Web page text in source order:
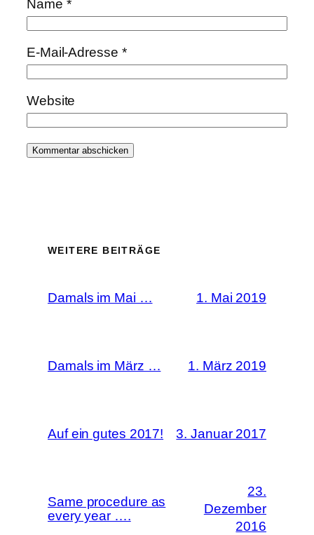
Name *
E-Mail-Adresse *
Website
WEITERE BEITRÄGE
Damals im Mai … 1. Mai 2019
Damals im März … 1. März 2019
Auf ein gutes 2017! 3. Januar 2017
Same procedure as
every year ….
23.
Dezember
2016